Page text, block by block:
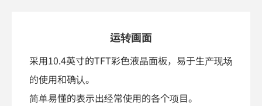
运转画面
采用10.4英寸的TFT彩色液晶面板，易于生产现场
的使用和确认。
简单易懂的表示出经常使用的各个项目。